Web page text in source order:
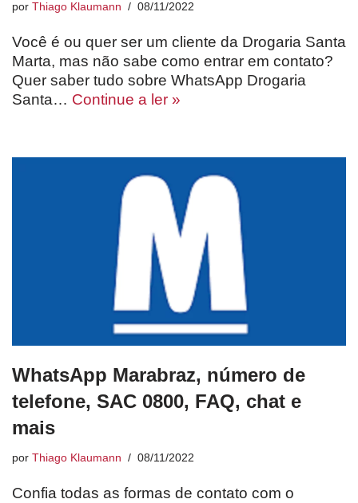
por Thiago Klaumann 08/11/2022
Você é ou quer ser um cliente da Drogaria Santa
Marta, mas não sabe como entrar em contato?
Quer saber tudo sobre WhatsApp Drogaria
Santa… Continue a ler »
WhatsApp Marabraz, número de
telefone, SAC 0800, FAQ, chat e
mais
por Thiago Klaumann 08/11/2022
Confia todas as formas de contato com o